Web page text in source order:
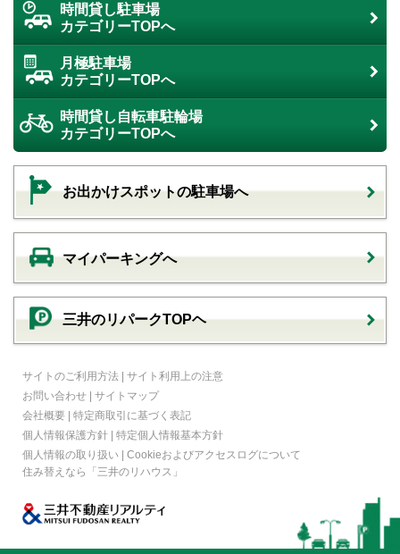
時間貸し駐車場
カテゴリーTOPへ
月極駐車場
カテゴリーTOPへ
時間貸し自転車駐輪場
カテゴリーTOPへ
お出かけスポットの駐車場へ
マイパーキングへ
三井のリパークTOPヘ
サイトのご利用方法 | サイト利用上の注意
お問い合わせ | サイトマップ
会社概要 | 特定商取引に基づく表記
個人情報保護方針 | 特定個人情報基本方針
個人情報の取り扱い | Cookieおよびアクセスログについて
住み替えなら
「三井のリハウス」